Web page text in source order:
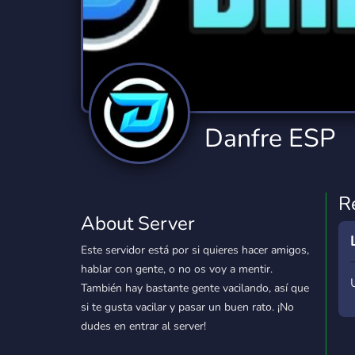
Technology
2,834 Servers
Tournaments
343 Servers
Twitch
359 Servers
YouTube
850 Servers
YouTuber
3,010 Servers
Danfre ESP
About Server
Este servidor está por si quieres hacer amigos,
hablar con gente, o no os voy a mentir.
También hay bastante gente vacilando, así que
si te gusta vacilar y pasar un buen rato. ¡No
dudes en entrar al server!